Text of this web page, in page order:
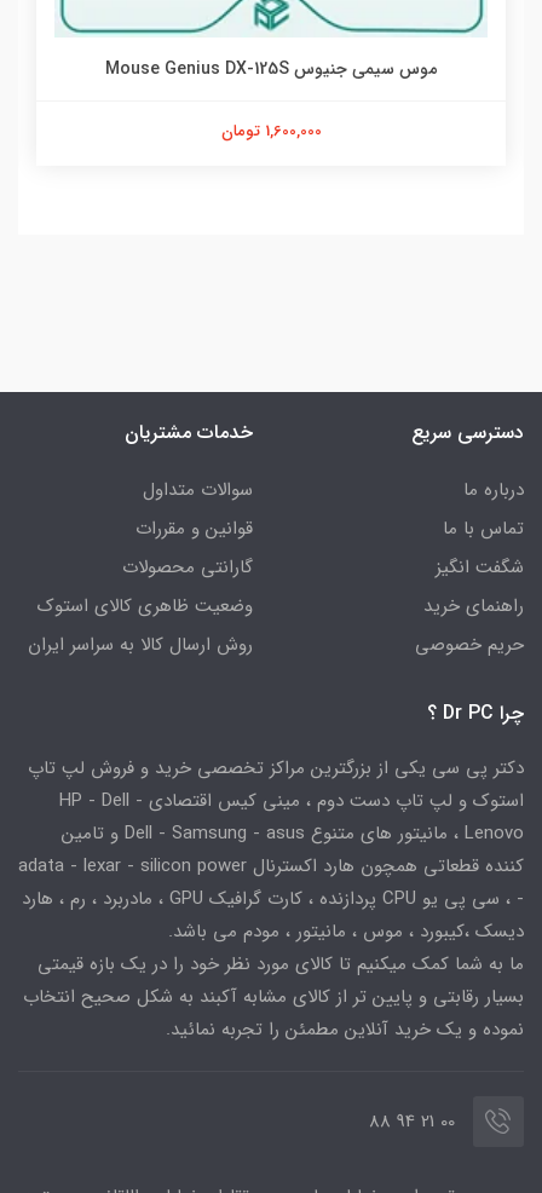
موس سیمی جنیوس Mouse Genius DX-125S
1,600,000 تومان
دسترسی سریع
درباره ما
تماس با ما
شگفت انگیز
راهنمای خرید
حریم خصوصی
خدمات مشتریان
سوالات متداول
قوانین و مقررات
گارانتی محصولات
وضعیت ظاهری کالای استوک
روش ارسال کالا به سراسر ایران
چرا Dr PC ؟
دکتر پی سی یکی از بزرگترین مراکز تخصصی خرید و فروش لپ تاپ
استوک و لپ تاپ دست دوم ، مینی کیس اقتصادی HP - Dell -
Lenovo ، مانیتور های متنوع Dell - Samsung - asus و تامین
کننده قطعاتی همچون هارد اکسترنال adata - lexar - silicon power
- ، سی پی یو CPU پردازنده ، کارت گرافیک GPU ، مادربرد ، رم ، هارد
دیسک ،کیبورد ، موس ، مانیتور ، مودم می باشد.
ما به شما کمک میکنیم تا کالای مورد نظر خود را در یک بازه قیمتی
بسیار رقابتی و پایین تر از کالای مشابه آکبند به شکل صحیح انتخاب
نموده و یک خرید آنلاین مطمئن را تجربه نمائید.
00 21 94 88